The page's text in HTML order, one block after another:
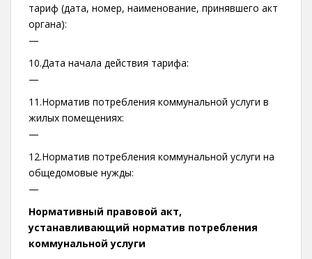
тариф (дата, номер, наименование, принявшего акт
органа):
—
10.Дата начала действия тарифа:
—
11.Норматив потребления коммунальной услуги в
жилых помещениях:
—
12.Норматив потребления коммунальной услуги на
общедомовые нужды:
—
Нормативный правовой акт,
устанавливающий норматив потребления
коммунальной услуги